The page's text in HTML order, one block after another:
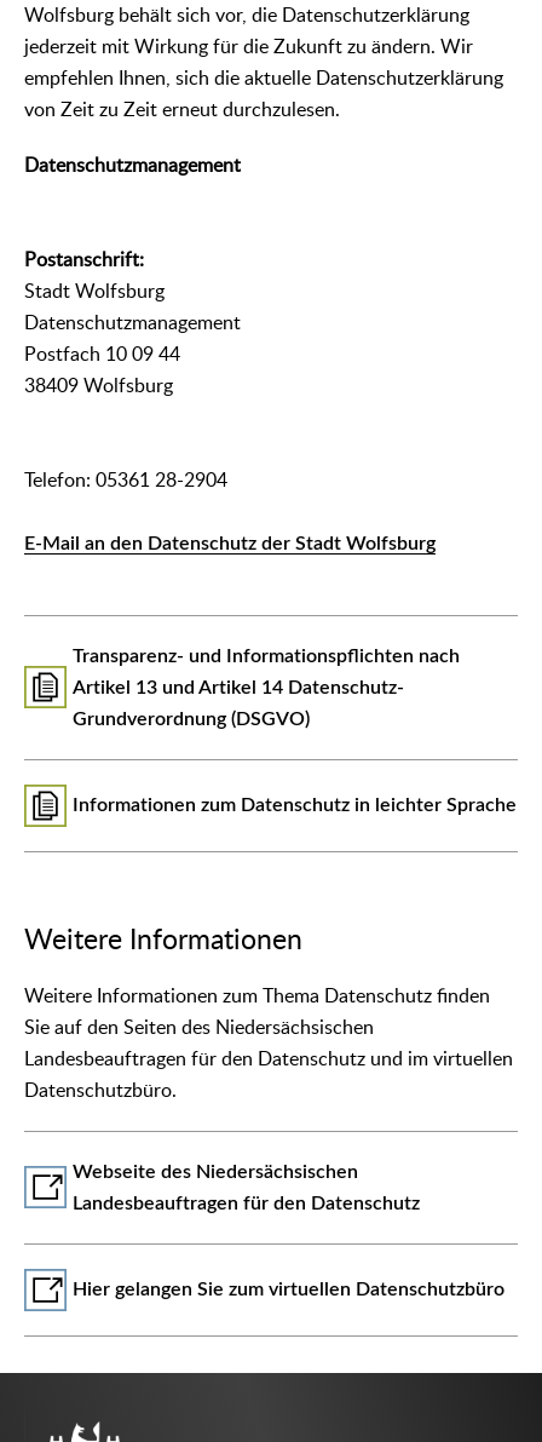
Wolfsburg behält sich vor, die Datenschutzerklärung
jederzeit mit Wirkung für die Zukunft zu ändern. Wir
empfehlen Ihnen, sich die aktuelle Datenschutzerklärung
von Zeit zu Zeit erneut durchzulesen.
Datenschutzmanagement
Postanschrift:
Stadt Wolfsburg
Datenschutzmanagement
Postfach 10 09 44
38409 Wolfsburg
Telefon: 05361 28-2904
E-Mail an den Datenschutz der Stadt Wolfsburg
Transparenz- und Informationspflichten nach
Artikel 13 und Artikel 14 Datenschutz-
Grundverordnung (DSGVO)
Informationen zum Datenschutz in leichter Sprache
Weitere Informationen
Weitere Informationen zum Thema Datenschutz finden
Sie auf den Seiten des Niedersächsischen
Landesbeauftragen für den Datenschutz und im virtuellen
Datenschutzbüro.
Webseite des Niedersächsischen
Landesbeauftragen für den Datenschutz
Hier gelangen Sie zum virtuellen Datenschutzbüro